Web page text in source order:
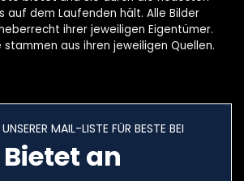
auf dem Laufenden hält. Alle Bilder
ihrer jeweiligen Eigentümer.
aus ihren jeweiligen Quellen.
MAIL-LISTE FÜR BESTE BEI
Bietet an